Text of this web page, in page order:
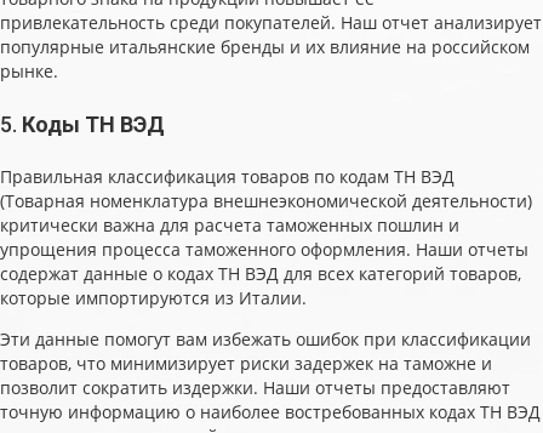
привлекательность среди покупателей. Наш отчет анализирует
популярные итальянские бренды и их влияние на российском
рынке.
5. Коды ТН ВЭД
Правильная классификация товаров по кодам ТН ВЭД
(Товарная номенклатура внешнеэкономической деятельности)
критически важна для расчета таможенных пошлин и
упрощения процесса таможенного оформления. Наши отчеты
содержат данные о кодах ТН ВЭД для всех категорий товаров,
которые импортируются из Италии.
Эти данные помогут вам избежать ошибок при классификации
товаров, что минимизирует риски задержек на таможне и
позволит сократить издержки. Наши отчеты предоставляют
точную информацию о наиболее востребованных кодах ТН ВЭД